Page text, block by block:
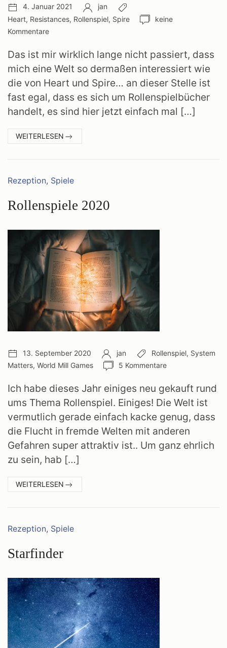
Veröffentlichungsdatum:
4. Januar 2021 Autor:
jan
Heart, Resistances, Rollenspiel, Spire
Anzahl
keine
Kommentare
Das ist mir wirklich lange nicht passiert, dass
mich eine Welt so dermaßen interessiert wie
die von Heart und Spire… an dieser Stelle ist
fast egal, dass es sich um Rollenspielbücher
handelt, es sind hier jetzt einfach mal […]
WEITERLESEN
Kategorien:
Rezeption, Spiele
Rollenspiele 2020
Veröffentlichungsdatum:
13. September 2020 Autor:
jan Schlagwörter:
Rollenspiel, System
Matters, World Mill Games
Anzahl
5 Kommentare
Ich habe dieses Jahr einiges neu gekauft rund
ums Thema Rollenspiel. Einiges! Die Welt ist
vermutlich gerade einfach kacke genug, dass
die Flucht in fremde Welten mit anderen
Gefahren super attraktiv ist.. Um ganz ehrlich
zu sein, hab […]
WEITERLESEN
Kategorien:
Rezeption, Spiele
Starfinder